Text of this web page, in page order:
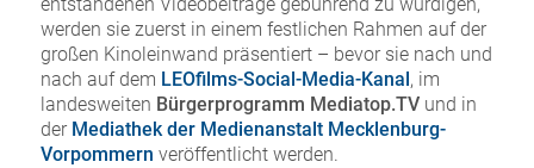
werden sie zuerst in einem festlichen Rahmen auf der
großen Kinoleinwand präsentiert – bevor sie nach und
nach auf dem LEOfilms-Social-Media-Kanal , im
landesweiten Bürgerprogramm Mediatop.TVund in
der Mediathekder Medienanstalt Mecklenburg-
Vorpommern veröffentlicht werden.